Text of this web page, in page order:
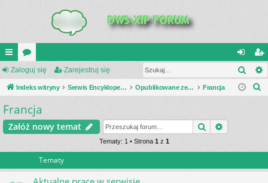
UI
C
K
_L
or
a
al
og
ar
ej
Zaloguj się Zarejestruj się
Indeks witryny Serwis Encyklopedia Uzbrojenia Opublikowane zestawienia Francja
j
Francja
Załóż nowy temat Szukaj
Tematy: 1 • Strona 1 z 1
Tematy